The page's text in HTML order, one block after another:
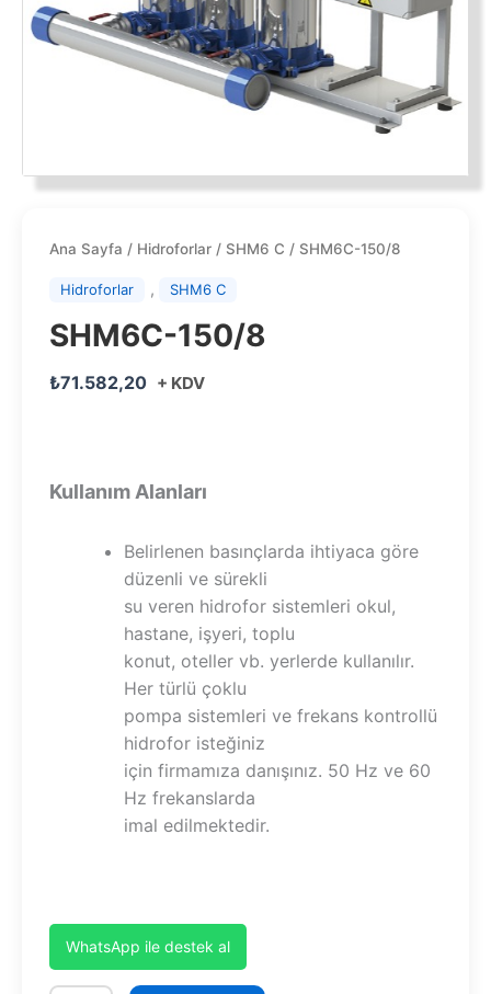
Ana Sayfa / Hidroforlar / SHM6 C / SHM6C-150/8
Hidroforlar , SHM6 C
SHM6C-150/8
₺71.582,20 + KDV
Kullanım Alanları
Belirlenen basınçlarda ihtiyaca göre
düzenli ve sürekli
su veren hidrofor sistemleri okul,
hastane, işyeri, toplu
konut, oteller vb. yerlerde kullanılır.
Her türlü çoklu
pompa sistemleri ve frekans kontrollü
hidrofor isteğiniz
için firmamıza danışınız. 50 Hz ve 60
Hz frekanslarda
imal edilmektedir.
WhatsApp ile destek al